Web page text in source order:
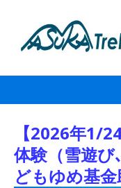
【2026年1/
体験（雪遊
どもゆめ基金